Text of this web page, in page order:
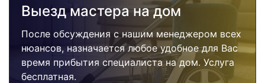
Выезд мастера на дом
После обсуждения с нашим менеджером всех
нюансов, назначается любое удобное для Вас
время прибытия специалиста на дом. Услуга
бесплатная.